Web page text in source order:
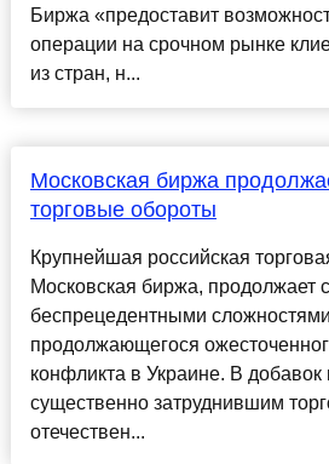
Биржа «предоставит
операции на срочном рынке
из стран, н...
Московская биржа
торговые обороты
Крупнейшая российская
Московская биржа, продолжает
беспрецедентными
продолжающегося
конфликта в Украине. В добавок
существенно затруднившим
отечествен...